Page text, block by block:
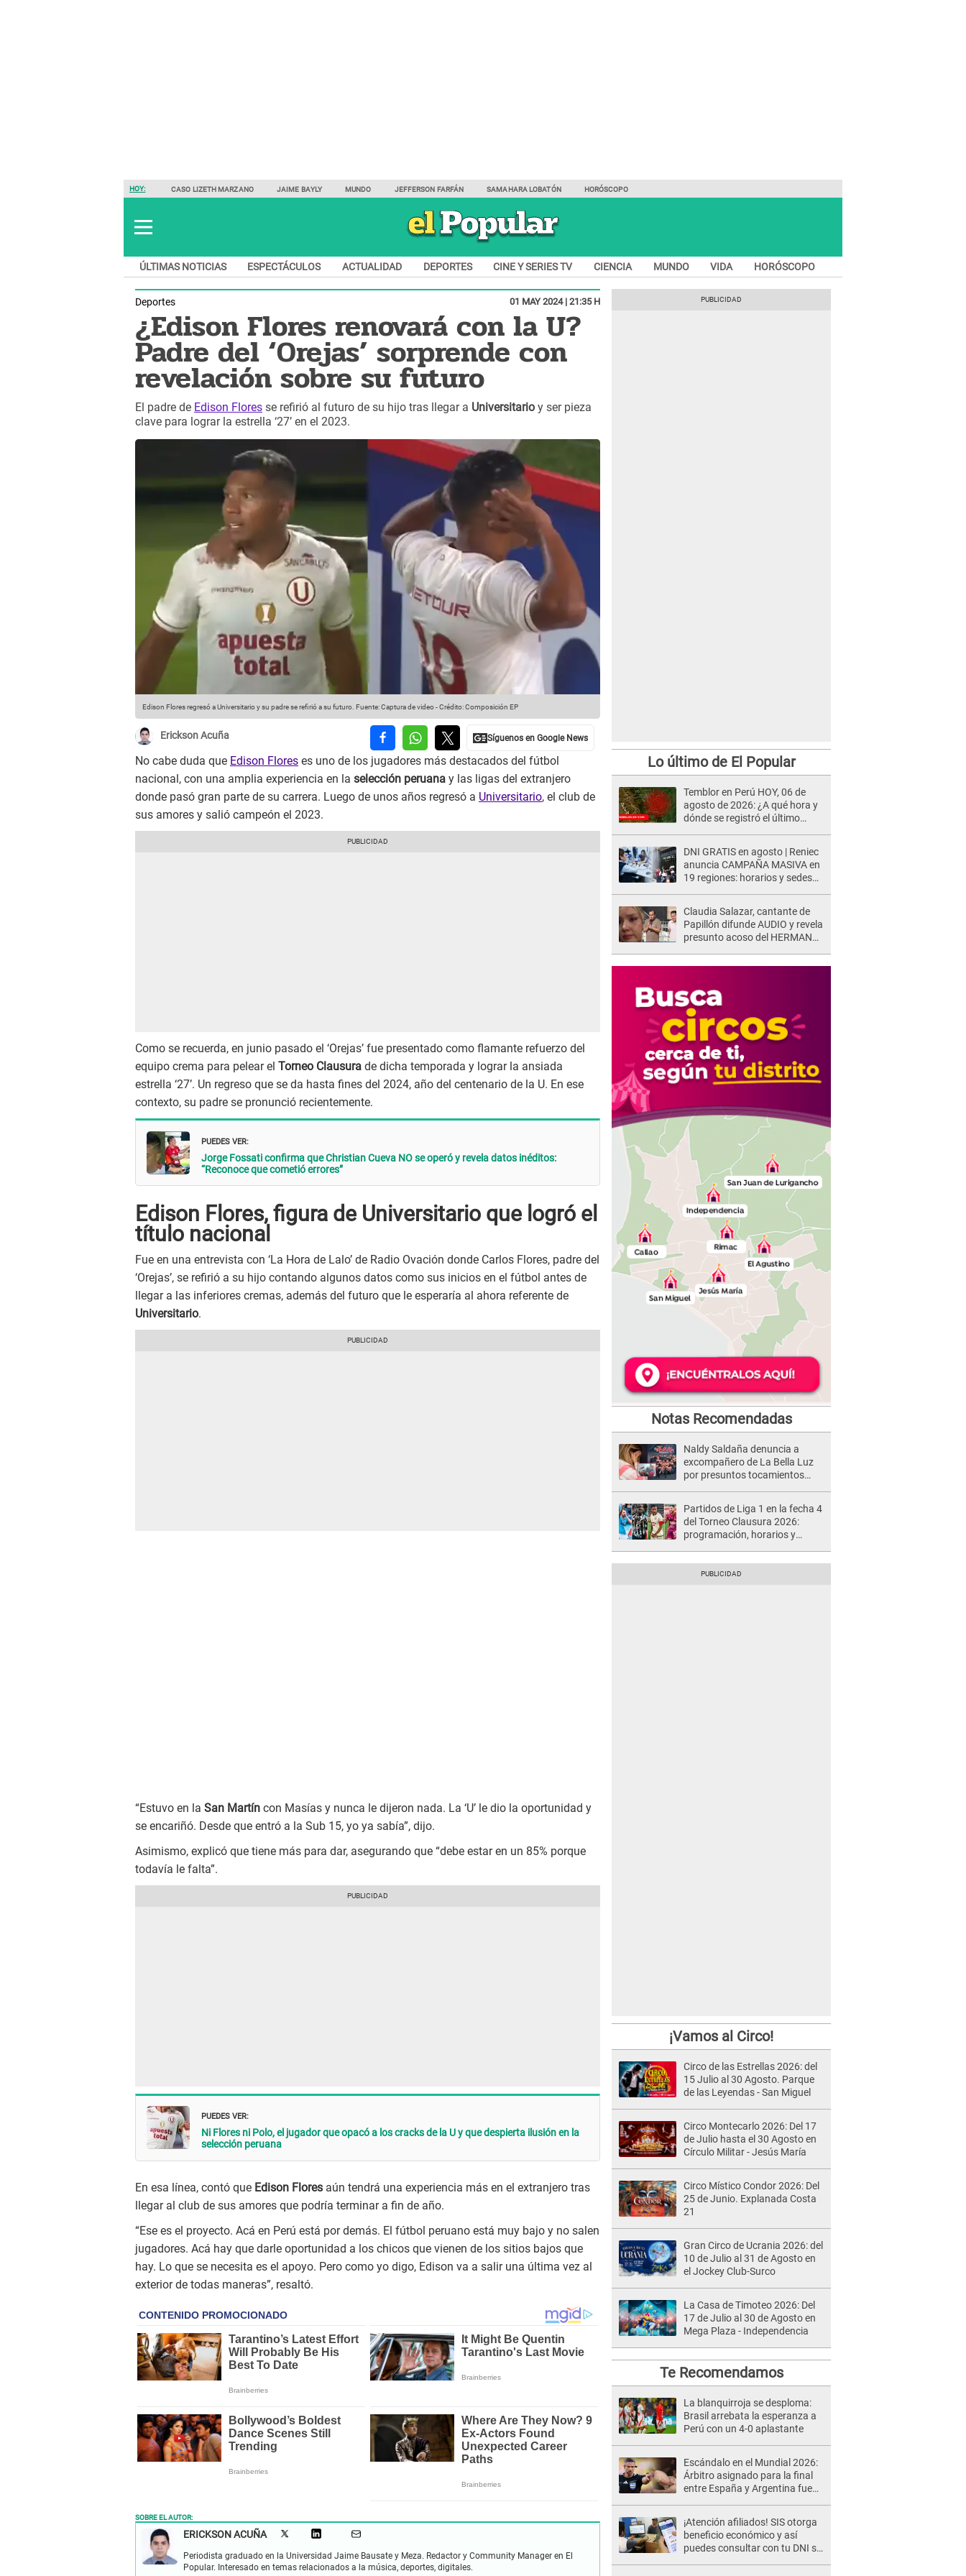
HOY: CASO LIZETH MARZANO JAIME BAYLY MUNDO JEFFERSON FARFÁN SAMAHARA LOBATÓN HORÓSCOPO
ÚLTIMAS NOTICIAS ESPECTÁCULOS ACTUALIDAD DEPORTES CINE Y SERIES TV CIENCIA MUNDO VIDA HORÓSCOPO
Deportes 01 MAY 2024 | 21:35 H
¿Edison Flores renovará con la U?
Padre del ‘Orejas’ sorprende con
revelación sobre su futuro
El padre de Edison Flores se refirió al futuro de su hijo tras llegar a Universitario y ser pieza
clave para lograr la estrella ‘27’ en el 2023.
Edison Flores regresó a Universitario y su padre se refirió a su futuro. Fuente: Captura de video-Crédito: Composición EP
Erickson Acuña
No cabe duda que Edison Flores es uno de los jugadores más destacados del fútbol
nacional, con una amplia experiencia en la selección peruana y las ligas del extranjero
donde pasó gran parte de su carrera. Luego de unos años regresó a Universitario, el club de
sus amores y salió campeón el 2023.
Como se recuerda, en junio pasado el ‘Orejas’ fue presentado como flamante refuerzo del
equipo crema para pelear el Torneo Clausura de dicha temporada y lograr la ansiada
estrella ‘27’. Un regreso que se da hasta fines del 2024, año del centenario de la U. En ese
contexto, su padre se pronunció recientemente.
PUEDES VER:
Jorge Fossati confirma que Christian Cueva NO se operó y revela datos inéditos:
“Reconoce que cometió errores”
Edison Flores, figura de Universitario que logró el
título nacional
Fue en una entrevista con ‘La Hora de Lalo’ de Radio Ovación donde Carlos Flores, padre del
‘Orejas’, se refirió a su hijo contando algunos datos como sus inicios en el fútbol antes de
llegar a las inferiores cremas, además del futuro que le esperaría al ahora referente de
Universitario.
“Estuvo en la San Martín con Masías y nunca le dijeron nada. La ‘U’ le dio la oportunidad y
se encariñó. Desde que entró a la Sub 15, yo ya sabía”, dijo.
Asimismo, explicó que tiene más para dar, asegurando que “debe estar en un 85% porque
todavía le falta”.
PUEDES VER:
Ni Flores ni Polo, el jugador que opacó a los cracks de la U y que despierta ilusión en la
selección peruana
En esa línea, contó que Edison Flores aún tendrá una experiencia más en el extranjero tras
llegar al club de sus amores que podría terminar a fin de año.
“Ese es el proyecto. Acá en Perú está por demás. El fútbol peruano está muy bajo y no salen
jugadores. Acá hay que darle oportunidad a los chicos que vienen de los sitios bajos que
hay. Lo que se necesita es el apoyo. Pero como yo digo, Edison va a salir una última vez al
exterior de todas maneras”, resaltó.
SOBRE EL AUTOR:
ERICKSON ACUÑA
Periodista graduado en la Universidad Jaime Bausate y Meza. Redactor y Community Manager en El
Popular. Interesado en temas relacionados a la música, deportes, digitales.
Lo último de El Popular
Temblor en Perú HOY, 06 de
agosto de 2026: ¿A qué hora y
dónde se registró el último
DNI GRATIS en agosto | Reniec
anuncia CAMPAÑA MASIVA en
19 regiones: horarios y sedes
Claudia Salazar, cantante de
Papillón difunde AUDIO y revela
presunto acoso del HERMANO
Notas Recomendadas
Naldy Saldaña denuncia a
excompañero de La Bella Luz
por presuntos tocamientos
Partidos de Liga 1 en la fecha 4
del Torneo Clausura 2026:
programación, horarios y
¡Vamos al Circo!
Circo de las Estrellas 2026: del
15 Julio al 30 Agosto. Parque
de las Leyendas - San Miguel
Circo Montecarlo 2026: Del 17
de Julio hasta el 30 Agosto en
Círculo Militar - Jesús María
Circo Místico Condor 2026: Del
25 de Junio. Explanada Costa
21
Gran Circo de Ucrania 2026: del
10 de Julio al 31 de Agosto en
el Jockey Club-Surco
La Casa de Timoteo 2026: Del
17 de Julio al 30 de Agosto en
Mega Plaza - Independencia
Te Recomendamos
La blanquirroja se desploma:
Brasil arrebata la esperanza a
Perú con un 4-0 aplastante
Escándalo en el Mundial 2026:
Árbitro asignado para la final
entre España y Argentina fue
¡Atención afiliados! SIS otorga
beneficio económico y así
puedes consultar con tu DNI si